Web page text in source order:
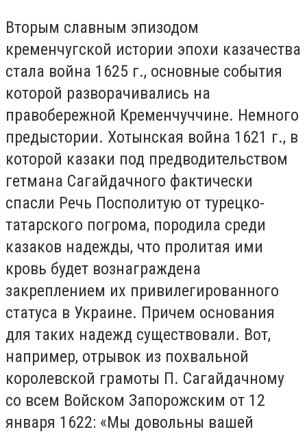
Вторым славным эпизодом
кременчугской истории эпохи казачества
стала война 1625 г., основные события
которой разворачивались на
правобережной Кременчуччине. Немного
предыстории. Хотынская война 1621 г., в
которой казаки под предводительством
гетмана Сагайдачного фактически
спасли Речь Посполитую от турецко-
татарского погрома, породила среди
казаков надежды, что пролитая ими
кровь будет вознаграждена
закреплением их привилегированного
статуса в Украине. Причем основания
для таких надежд существовали. Вот,
например, отрывок из похвальной
королевской грамоты П. Сагайдачному
со всем Войском Запорожским от 12
января 1622: «Мы довольны вашей